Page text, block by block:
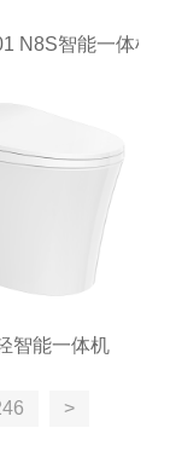
N8S智能一体机
智能一体机
>